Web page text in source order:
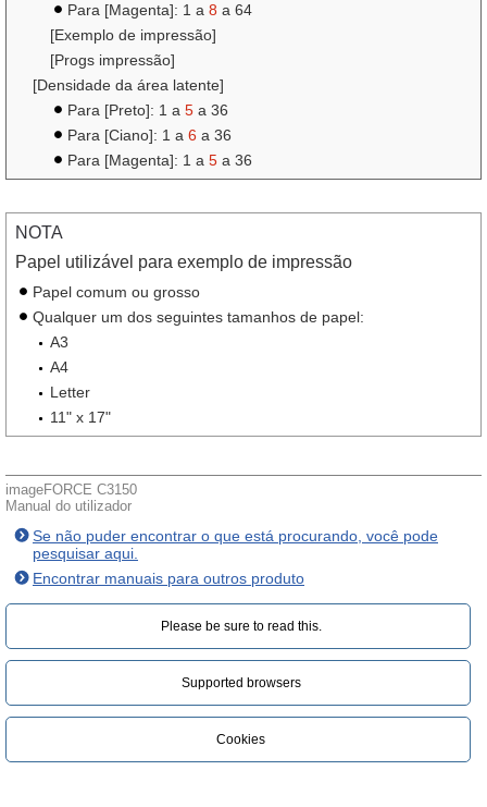
Para [Magenta]: 1 a 8 a 64
[Exemplo de impressão]
[Progs impressão]
[Densidade da área latente]
Para [Preto]: 1 a 5 a 36
Para [Ciano]: 1 a 6 a 36
Para [Magenta]: 1 a 5 a 36
NOTA
Papel utilizável para exemplo de impressão
Papel comum ou grosso
Qualquer um dos seguintes tamanhos de papel:
A3
A4
Letter
11" x 17"
imageFORCE C3150
Manual do utilizador
Se não puder encontrar o que está procurando, você pode
pesquisar aqui.
Encontrar manuais para outros produto
Please be sure to read this.‎
Supported browsers
Cookies